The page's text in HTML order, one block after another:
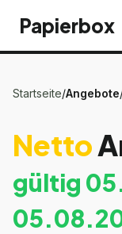
Papierbox
Startseite/Angebote
Netto
gültig